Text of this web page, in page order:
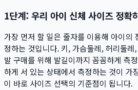
1단계: 우리 아이 신체 사이즈 정확
가장 먼저 할 일은 줄자를 이용해 아이의
정하는 것입니다. 키, 가슴둘레, 허리둘레
발 구매를 위해 발길이까지 꼼꼼하게 측
하게 서 있는 상태에서 측정하는 것이 가
이 바로 사이즈 선택의 기준점이 됩니다.